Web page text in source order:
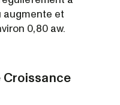
augmente et
0,80 aw.